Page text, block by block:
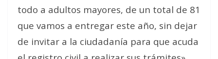
todo a adultos mayores, de un total de 81
que vamos a entregar este año, sin dejar
de invitar a la ciudadanía para que acuda